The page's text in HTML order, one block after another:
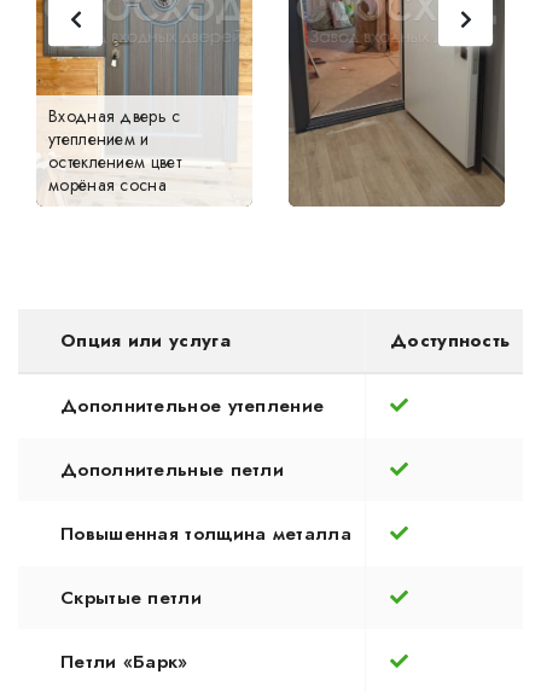
Входная дверь с
утеплением и
остеклением цвет
морёная сосна
Опция или услуга Доступность
Дополнительное утепление
Дополнительные петли
Повышенная толщина металла
Скрытые петли
Петли «Барк»